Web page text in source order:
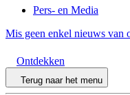
Pers- en Media
Mis geen enkel nieuws van
Ontdekken
Terug naar het menu